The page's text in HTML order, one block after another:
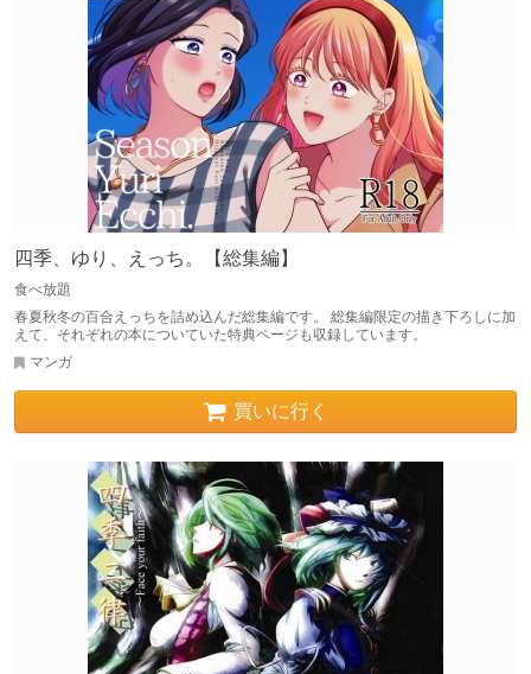
四季、ゆり、えっち。【総集編】
食べ放題
春夏秋冬の百合えっちを詰め込んだ総集編です。 総集編限定の描き下ろしに加
えて、それぞれの本についていた特典ページも収録しています。
マンガ
買いに行く